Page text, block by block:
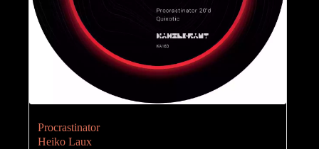
Procrastinator
Heiko Laux